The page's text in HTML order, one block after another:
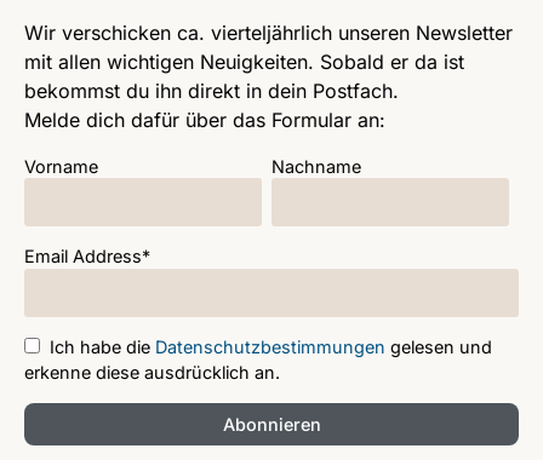
Wir verschicken ca. vierteljährlich unseren Newsletter
mit allen wichtigen Neuigkeiten. Sobald er da ist
bekommst du ihn direkt in dein Postfach.
Melde dich dafür über das Formular an:
Vorname Nachname
Email Address*
Ich habe die Datenschutzbestimmungen gelesen und
erkenne diese ausdrücklich an.